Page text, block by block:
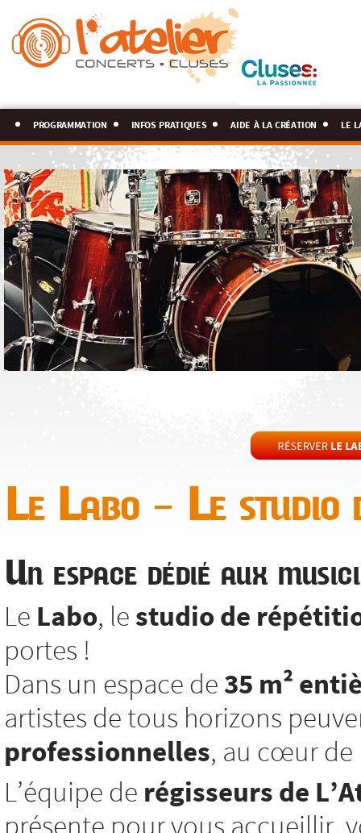
programmation infos pratiques aide à la création le
Le Labo – Le studio
Un espace dédié aux
Le Labo, le studio de
portes !
Dans un espace de 35 m²
artistes de tous horizons
professionnelles, au cœur de
L’équipe de régisseurs de
présente pour vous accueillir,